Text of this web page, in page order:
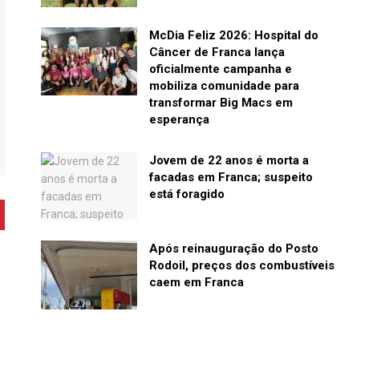
McDia Feliz 2026: Hospital do
Câncer de Franca lança
oficialmente campanha e
mobiliza comunidade para
transformar Big Macs em
esperança
Jovem de 22 anos é morta a
facadas em Franca; suspeito
está foragido
Após reinauguração do Posto
Rodoil, preços dos combustíveis
caem em Franca